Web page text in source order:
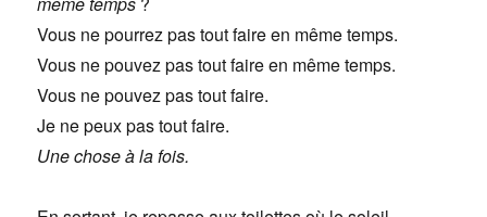
Vous ne pourrez pas tout faire en même temps.
Vous ne pouvez pas tout faire en même temps.
Vous ne pouvez pas tout faire.
Je ne peux pas tout faire.
Une chose à la fois.